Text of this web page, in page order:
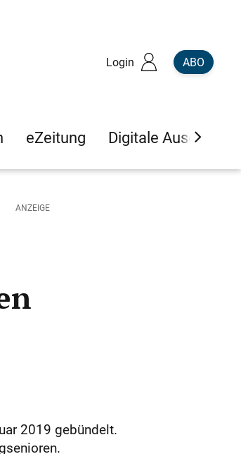
Login ABO
eZeitung Digitale Ausgaben
2019 gebündelt.